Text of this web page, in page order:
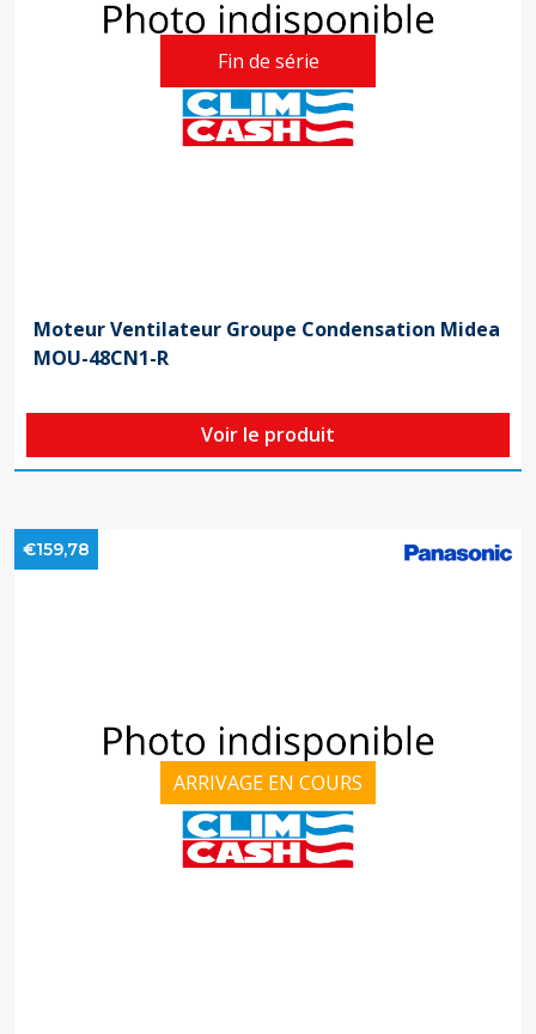
Fin de série
Moteur Ventilateur Groupe Condensation Midea
MOU-48CN1-R
Voir le produit
ARRIVAGE EN COURS
€159,78